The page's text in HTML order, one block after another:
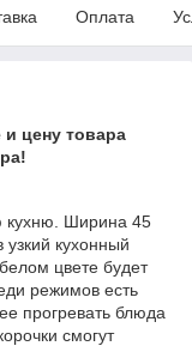
Оплата
цену товара
кухню. Ширина 45
кухонный
цвете будет
режимов есть
прогревать блюда
смогут